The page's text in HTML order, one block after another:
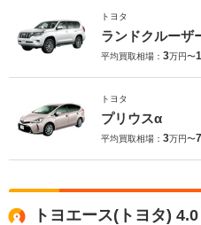
トヨタ
ランドクルーザ
平均買取相場： 3万円〜
トヨタ
プリウスα
平均買取相場： 3万円〜
トヨエース(トヨタ)